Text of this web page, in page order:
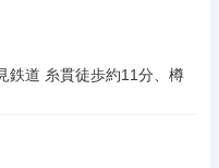
鉄道 糸貫徒歩約11分、樽